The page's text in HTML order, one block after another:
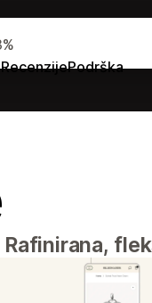
RecenzijePodrška
Rafinirana,